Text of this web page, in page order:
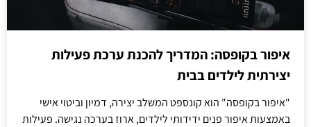
איפור בקופסה: המדריך להכנת ערכת פעילות
יצירתית לילדים בבית
"איפור בקופסה" הוא קונספט המשלב יצירה, דמיון וביטוי אישי
באמצעות איפור פנים ידידותי לילדים, ארוז בערכה נגישה. פעילות